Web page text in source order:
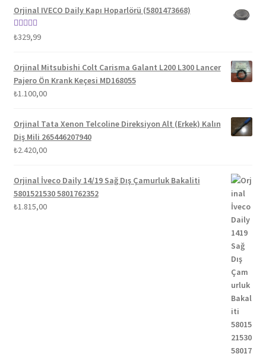
₺1.300,00.
fiyat:
₺1.100,00.
Orjinal IVECO Daily Kapı Hoparlörü (5801473668)
5 üzerinden
₺329,99
Orjinal Mitsubishi Colt Carisma Galant L200 L300 Lancer
Pajero Ön Krank Keçesi MD168055
₺1.100,00
Orjinal Tata Xenon Telcoline Direksiyon Alt (Erkek) Kalın
Diş Mili 265446207940
₺2.420,00
Orjinal İveco Daily 14/19 Sağ Dış Çamurluk Bakaliti
5801521530 5801762352
₺1.815,00